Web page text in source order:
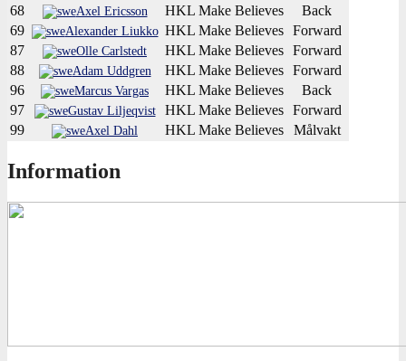
68
Axel Ericsson HKL Make Believes
Back
69
Alexander Liukko HKL Make Believes Forward
87
Olle Carlstedt HKL Make Believes Forward
88
Adam Uddgren HKL Make Believes Forward
96
Marcus Vargas HKL Make Believes
Back
97
Gustav Liljeqvist HKL Make Believes Forward
99
Axel Dahl HKL Make Believes Målvakt
Information